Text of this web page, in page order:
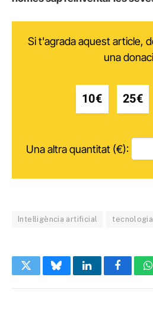
Si t'agrada aquest article,
una
10€ 25€
Una altra quantitat (€):
Intel·ligència artificial tecnologia
TwitterBlueskyLinkedIn